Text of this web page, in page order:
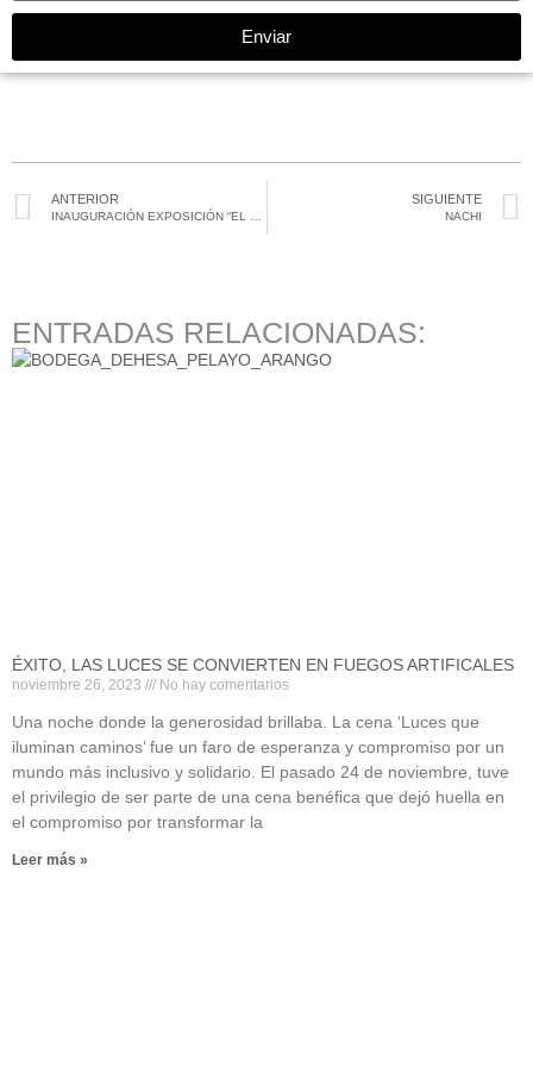
Enviar
ANTERIOR SIGUIENTE
NACHI
ENTRADAS RELACIONADAS:
ÉXITO, LAS LUCES SE CONVIERTEN EN FUEGOS ARTIFICALES
noviembre 26, 2023 No hay comentarios
Una noche donde la generosidad brillaba. La cena ‘Luces que
iluminan caminos’ fue un faro de esperanza y compromiso por un
mundo más inclusivo y solidario. El pasado 24 de noviembre, tuve
el privilegio de ser parte de una cena benéfica que dejó huella en
el compromiso por transformar la
Leer más »